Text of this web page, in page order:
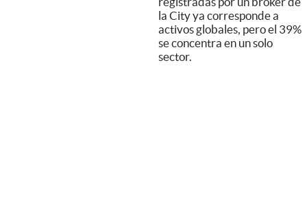
la City ya corresponde a
activos globales, pero el 39%
se concentra en un solo
sector.